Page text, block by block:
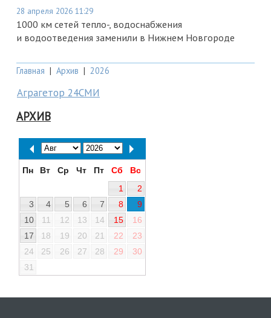
28 апреля 2026 11:29
1000 км сетей тепло-, водоснабжения
и водоотведения заменили в Нижнем Новгороде
Главная | Архив | 2026
Аграгетор 24СМИ
АРХИВ
Пн Вт Ср Чт Пт Сб
Вс
1
2
3
4 5 6 7 8
9
10
11 12 13 14 15
16
17
18 19 20 21 22
23
24
25 26 27 28 29
30
31